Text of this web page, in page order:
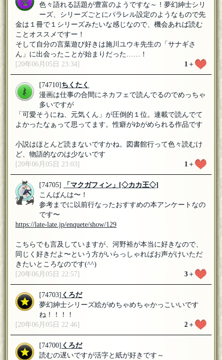
色々語れる話題が豊富のようですな～！夢幻紳士シリ
ーズ、シリーズごとにパラレル設定のようなもので先
金は１冊で１シリーズみたいな感じなので、機会あれば読む
ことオススメですー！
そして自分の言葉遊び好きは施川ユウキ先生の「サナギさ
ん」に出会ったことが始まりだった……！
[20年06月05日 23:34]
1＋
[74710]ちくたく
漫画は仕事の合間にネカフェで読んでるのでめっちゃ
多いですが
「可愛そうにね、元気くん」が圧倒的１位。連載で読んでて
よかったなぁって思ってます。性癖がゆがめられる作品です
小説はほとんど読まないですかね。図書館行って色々読むけ
ど、物語的なのは少ないです
[20年06月05日 23:03]
1＋
[74705] 「マクガフィン」 [◇カカ王◇]
こんばんは〜！
参考までに以前行なったおすすめの本アンケートなの
です〜
https://late-late.jp/enquete/show/129
こちらでも言及していますが、河野裕が本当に好きなので、
同じく好きだよ〜という方がいらっしゃればお声がけいただ
きたいところなのです(^^)
[20年06月05日 22:57]
3＋
[74703] くろだ
夢幻紳士シリーズ絵がめちゃめちゃかっこいいです
ね！！！！
[20年06月05日 22:46]
2＋
[74700] くろだ
読むの遅いですが活字と紙が好きです～